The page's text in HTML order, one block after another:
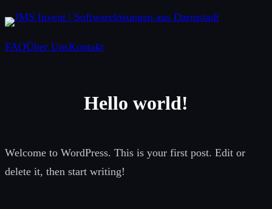
Zum
springen
FAQÜber UnsKontakt
Hello world!
Welcome to WordPress. This is your first post. Edit or
delete it, then start writing!